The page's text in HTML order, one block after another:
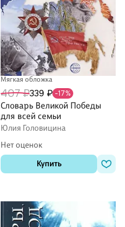
Мягкая обложка
407 ₽339 ₽ -17%
Словарь Великой Победы
для всей семьи
Юлия Головицина
Нет оценок
Купить